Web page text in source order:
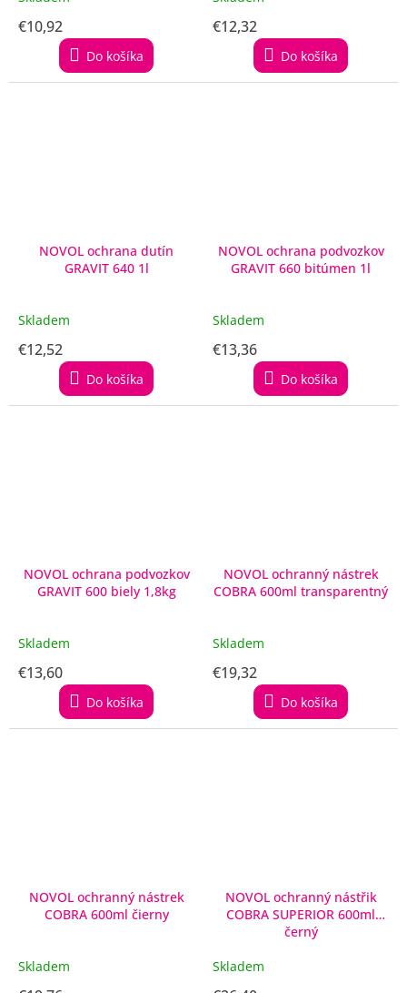
€10,92
Do košíka
€12,32
Do košíka
NOVOL ochrana dutín
GRAVIT 640 1l
Skladem
€12,52
Do košíka
NOVOL ochrana podvozkov
GRAVIT 660 bitúmen 1l
Skladem
€13,36
Do košíka
NOVOL ochrana podvozkov
GRAVIT 600 biely 1,8kg
Skladem
€13,60
Do košíka
NOVOL ochranný nástrek
COBRA 600ml transparentný
Skladem
€19,32
Do košíka
NOVOL ochranný nástrek
COBRA 600ml čierny
Skladem
NOVOL ochranný nástřik
COBRA SUPERIOR 600ml
černý
Skladem